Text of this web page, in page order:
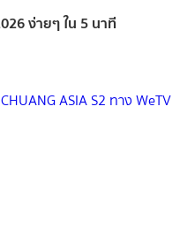
ง่ายๆ ใน 5 นาที